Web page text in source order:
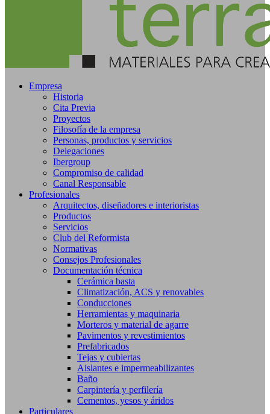
Empresa
Historia
Cita Previa
Proyectos
Filosofía de la empresa
Personas, productos y servicios
Delegaciones
Ibergroup
Compromiso de calidad
Canal Responsable
Profesionales
Arquitectos, diseñadores e interioristas
Productos
Servicios
Club del Reformista
Normativas
Consejos Profesionales
Documentación técnica
Cerámica basta
Climatización, ACS y renovables
Conducciones
Herramientas y maquinaria
Morteros y material de agarre
Pavimentos y revestimientos
Prefabricados
Tejas y cubiertas
Aislantes e impermeabilizantes
Baño
Carpintería y perfilería
Cementos, yesos y áridos
Particulares